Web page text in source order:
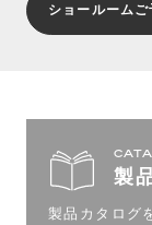
ショールームご
製
製品カタログ